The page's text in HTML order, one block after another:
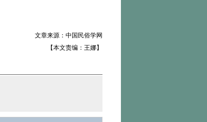
文章来源：中国民俗学网
【本文责编：王娜】